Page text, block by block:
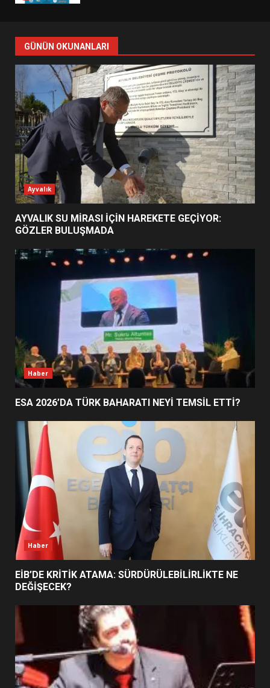
7
YENİ YÖNETİM NASIL
ŞEKİLLENDİ?
1
AYVALIK SU MİRASI İÇİN
HAREKETE GEÇİYOR: GÖZLER
BULUŞMADA
2
ESA 2026’DA TÜRK BAHARATI
NEYİ TEMSİL ETTİ?
EİB’DE KRİTİK ATAMA:
SÜRDÜRÜLEBİLİRLİKTE NE
DEĞİŞECEK?
4
EDREMİT’İN GURURU TÜRKİYE
FİNALİNDE NE BAŞARDI?
5
UZATILDI: NE DEĞİŞTİ?
6
BURHANİYE SATRANÇ
TURNUVASI KAYITLARI NEYİ
DEĞİŞTİRİYOR?
BURHANİYE BELEDİYESPOR’DA
YENİ YÖNETİM NASIL
GÜNÜN OKUNANLARI
Ayvalık
AYVALIK SU MİRASI İÇİN HAREKETE GEÇİYOR:
GÖZLER BULUŞMADA
Haber
ESA 2026’DA TÜRK BAHARATI NEYİ TEMSİL ETTİ?
Haber
EİB’DE KRİTİK ATAMA: SÜRDÜRÜLEBİLİRLİKTE NE
DEĞİŞECEK?